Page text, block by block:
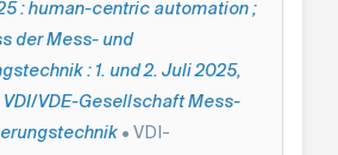
: human-centric automation ;
der Mess- und
: 1. und 2. Juli 2025,
VDE-Gesellschaft Mess-
• VDI-